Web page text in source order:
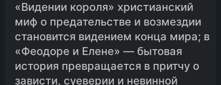
14.Сестра и братья
15.Яныш королевич
16.Конь
«Видении короля» христианский
миф о предательстве и возмездии
становится видением конца мира; в
«Феодоре и Елене» — бытовая
история превращается в притчу о
зависти, суеверии и невинной